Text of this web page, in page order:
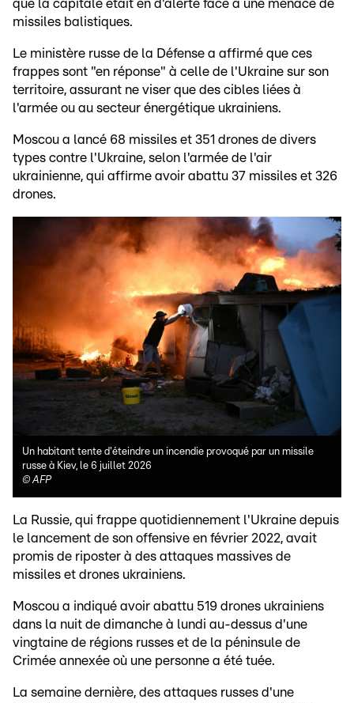
que la capitale était en d'alerte face à une menace de
missiles balistiques.
Le ministère russe de la Défense a affirmé que ces
frappes sont "en réponse" à celle de l'Ukraine sur son
territoire, assurant ne viser que des cibles liées à
l'armée ou au secteur énergétique ukrainiens.
Moscou a lancé 68 missiles et 351 drones de divers
types contre l'Ukraine, selon l'armée de l'air
ukrainienne, qui affirme avoir abattu 37 missiles et 326
drones.
Un habitant tente d'éteindre un incendie provoqué par un missile
russe à Kiev, le 6 juillet 2026
©AFP
La Russie, qui frappe quotidiennement l'Ukraine depuis
le lancement de son offensive en février 2022, avait
promis de riposter à des attaques massives de
missiles et drones ukrainiens.
Moscou a indiqué avoir abattu 519 drones ukrainiens
dans la nuit de dimanche à lundi au-dessus d'une
vingtaine de régions russes et de la péninsule de
Crimée annexée où une personne a été tuée.
La semaine dernière, des attaques russes d'une